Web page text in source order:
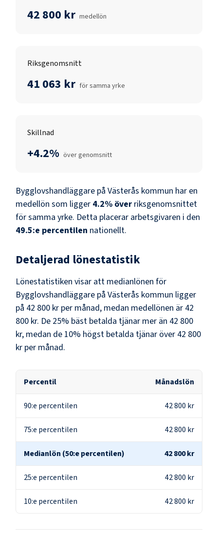
42 800 kr medellön
Riksgenomsnitt
41 063 kr för samma yrke
Skillnad
+4.2% över genomsnitt
Bygglovshandläggare på Västerås kommun har en
medellön som ligger 4.2% över riksgenomsnittet
för samma yrke. Detta placerar arbetsgivaren i den
49.5:e percentilen nationellt.
Detaljerad lönestatistik
Lönestatistiken visar att medianlönen för
Bygglovshandläggare på Västerås kommun ligger
på 42 800 kr per månad, medan medellönen är 42
800 kr. De 25% bäst betalda tjänar mer än 42 800
kr, medan de 10% högst betalda tjänar över 42 800
kr per månad.
Percentil Månadslön
90:e percentilen 42 800 kr
75:e percentilen 42 800 kr
Medianlön (50:e percentilen) 42 800 kr
25:e percentilen 42 800 kr
10:e percentilen 42 800 kr